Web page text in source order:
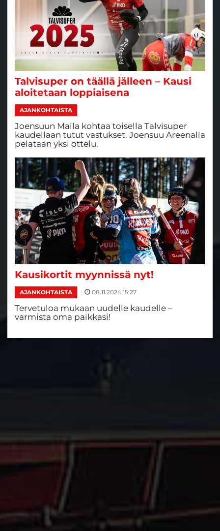
Talvisuper on täällä jälleen – Kausi
aloitetaan loppiaisena
AJANKOHTAISTA
Joensuun Maila kohtaa toisella Talvisuper
kaudellaan tutut vastukset. Joensuu Areenalla
pelataan yksi ottelu.
Kausikortit myynnissä nyt!
AJANKOHTAISTA | 08.11.2024 15:27
Tervetuloa mukaan uudelle kaudelle –
varmista oma paikkasi!